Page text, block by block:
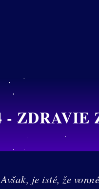
- ZDRAVIE
je isté, že